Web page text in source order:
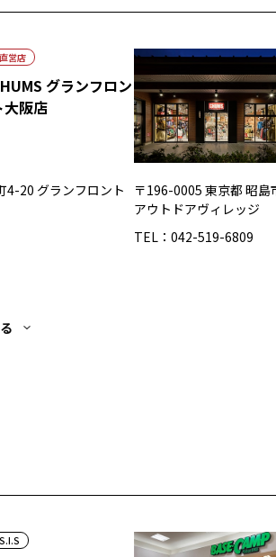
直営店
グランフロン
大阪店
4-20 グランフロント
〒196-0005 東京都 昭島
アウトドアヴィレッジ
TEL：042-519-6809
S.I.S